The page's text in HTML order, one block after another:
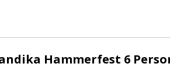
Hammerfest 6